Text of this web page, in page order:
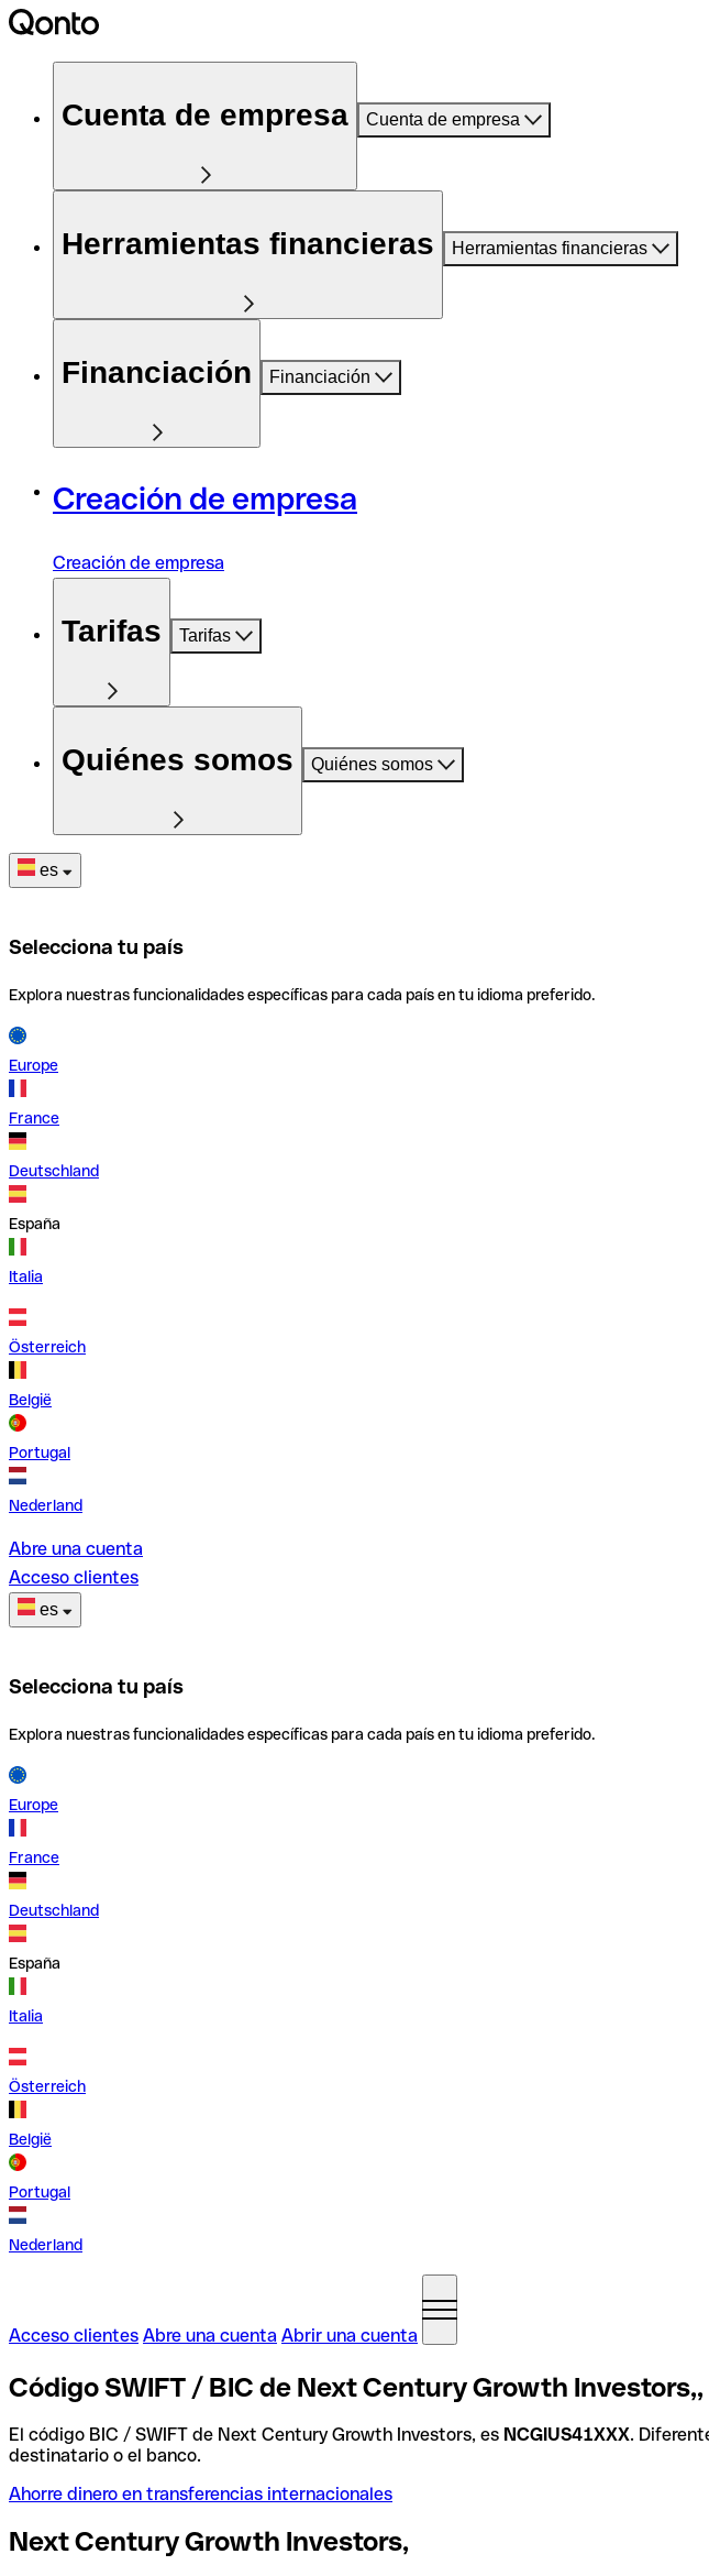
Cuenta de empresa Cuenta de empresa
Herramientas financieras Herramientas financieras
Financiación Financiación
Creación de empresa
Creación de empresa
Tarifas Tarifas
Quiénes somos Quiénes somos
es
Selecciona tu país
Explora nuestras funcionalidades específicas para cada país en tu idioma preferido.
Europe
France
Deutschland
España
Italia
Österreich
België
Portugal
Nederland
Abre una cuenta
Acceso clientes
es
Selecciona tu país
Explora nuestras funcionalidades específicas para cada país en tu idioma preferido.
Europe
France
Deutschland
España
Italia
Österreich
België
Portugal
Nederland
Acceso clientes Abre una cuenta Abrir una cuenta
Código SWIFT / BIC de Next Century Growth
El código BIC / SWIFT de Next Century Growth Investors, es NCGIUS41XXX.
destinatario o el banco.
Ahorre dinero en transferencias internacionales
Next Century Growth Investors,